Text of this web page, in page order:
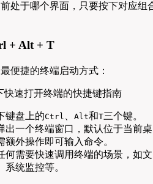
前处于哪个界面，只要按下对应组
+ Alt + T
便捷的终端启动方式：
键盘上的Ctrl Alt和T三个键。
出一个终端窗口，默认位于当前桌
外操作即可输入命令。
何需要快速调用终端的场景，如文
统监控等。